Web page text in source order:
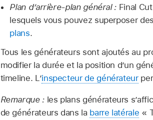
Plan d’arrière-plan général : Final
lesquels vous pouvez superposer
plans.
Tous les générateurs sont ajoutés au
modifier la durée et la position d’un
timeline. L’inspecteur de générateur
Remarque : les plans générateurs
de générateurs dans la barre latérale «